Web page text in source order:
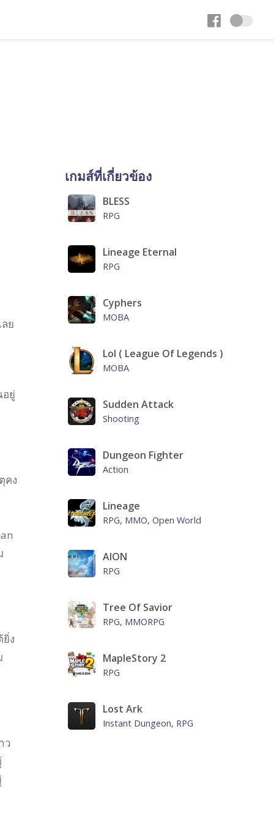
ลย
อยู่
คง
ง
ว
เกมส์ที่เกี่ยวข้อง
BLESS
RPG
Lineage Eternal
RPG
Cyphers
MOBA
Lol ( League Of Legends )
MOBA
Sudden Attack
Shooting
Dungeon Fighter
Action
Lineage
RPG, MMO, Open World
AION
RPG
Tree Of Savior
RPG, MMORPG
MapleStory 2
RPG
Lost Ark
Instant Dungeon, RPG